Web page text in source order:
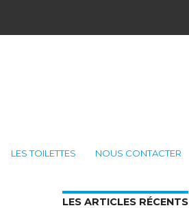
LES TOILETTES NOUS CONTACTER
LES ARTICLES RÉCENTS